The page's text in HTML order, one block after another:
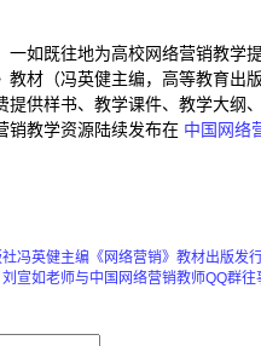
一如既往地为高校网络营销教学
教材（冯英健主编，高等教育出
提供样书、教学课件、教学大纲
销教学资源陆续发布在 中国网络
冯英健主编《网络营销》教材出版发
宣如老师与中国网络营销教师QQ群往